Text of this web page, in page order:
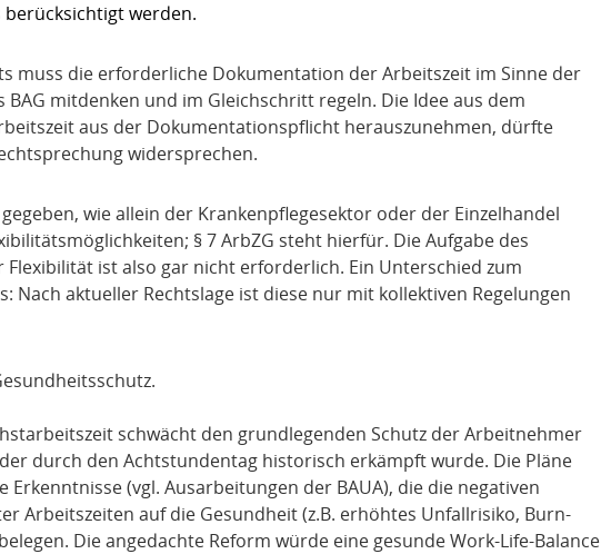
berücksichtigt werden.
muss die erforderliche Dokumentation der Arbeitszeit im Sinne der
BAG mitdenken und im Gleichschritt regeln. Die Idee aus dem
aus der Dokumentationspflicht herauszunehmen, dürfte
widersprechen.
wie allein der Krankenpflegesektor oder der Einzelhandel
§ 7 ArbZG steht hierfür. Die Aufgabe des
ist also gar nicht erforderlich. Ein Unterschied zum
Nach aktueller Rechtslage ist diese nur mit kollektiven Regelungen
schwächt den grundlegenden Schutz der Arbeitnehmer
durch den Achtstundentag historisch erkämpft wurde. Die Pläne
(vgl. Ausarbeitungen der BAUA), die die negativen
Arbeitszeiten auf die Gesundheit (z.B. erhöhtes Unfallrisiko, Burn-
Die angedachte Reform würde eine gesunde Work-Life-Balance